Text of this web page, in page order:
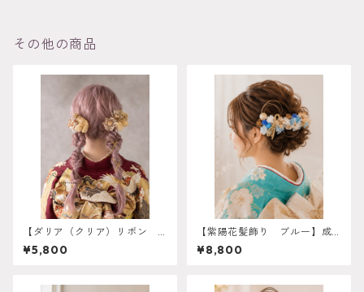
その他の商品
【ダリア（クリア）リボン
ゴールド髪飾り】卒業式
袴 髪飾り 成人式 卒業
¥5,800
【紫陽花髪飾り ブルー】成
人式 卒業式 振袖 結婚
式 結婚式 青振袖 k-008
¥8,800